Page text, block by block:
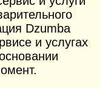
Dzumba
и услугах